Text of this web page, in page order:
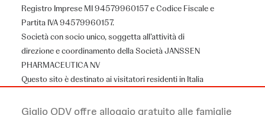
Registro Imprese MI 94579960157 e Codice Fiscale e
Partita IVA 94579960157.
Società con socio unico, soggetta all’attività di
direzione e coordinamento della Società JANSSEN
PHARMACEUTICA NV
Questo sito è destinato ai visitatori residenti in Italia
Casa Giglio
Il Progetto
Giglio ODV offre alloggio gratuito alle famiglie